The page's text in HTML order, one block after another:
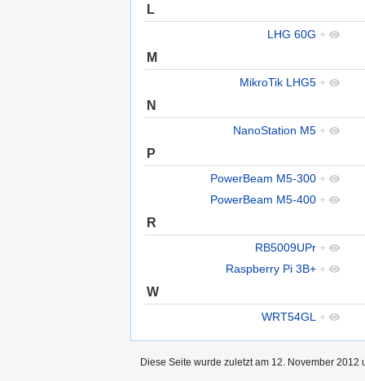
L
LHG 60G +
M
MikroTik LHG5 +
N
NanoStation M5 +
P
PowerBeam M5-300 +
PowerBeam M5-400 +
R
RB5009UPr +
Raspberry Pi 3B+ +
W
WRT54GL +
Diese Seite wurde zuletzt am 12. November 2012